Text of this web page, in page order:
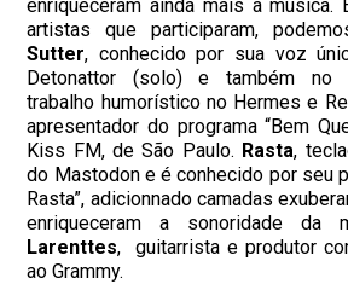
enriqueceram ainda mais a música.
artistas que participaram,
Sutter, conhecido por sua voz
Detonattor (solo) e também no
trabalho humorístico no Hermes e
apresentador do programa “Bem
Kiss FM, de São Paulo. Rasta,
do Mastodon e é conhecido por seu
Rasta”, adicionnado camadas
enriqueceram a sonoridade da
Larenttes, guitarrista e produtor
ao Grammy.